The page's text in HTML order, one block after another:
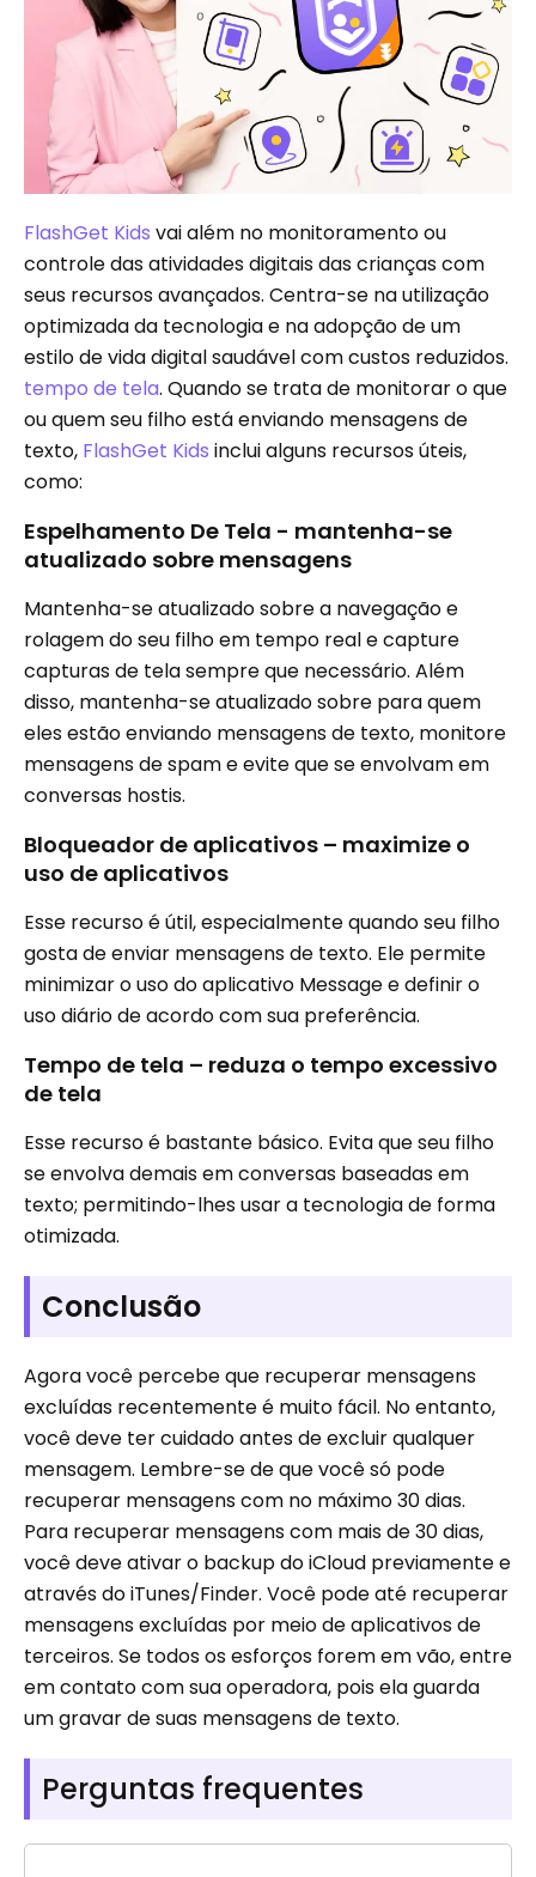
FlashGet Kids vai além no monitoramento ou
controle das atividades digitais das crianças com
seus recursos avançados. Centra-se na utilização
optimizada da tecnologia e na adopção de um
estilo de vida digital saudável com custos reduzidos.
tempo de tela. Quando se trata de monitorar o que
ou quem seu filho está enviando mensagens de
texto, FlashGet Kids inclui alguns recursos úteis,
como:
Espelhamento De Tela - mantenha-se
atualizado sobre mensagens
Mantenha-se atualizado sobre a navegação e
rolagem do seu filho em tempo real e capture
capturas de tela sempre que necessário. Além
disso, mantenha-se atualizado sobre para quem
eles estão enviando mensagens de texto, monitore
mensagens de spam e evite que se envolvam em
conversas hostis.
Bloqueador de aplicativos – maximize o
uso de aplicativos
Esse recurso é útil, especialmente quando seu filho
gosta de enviar mensagens de texto. Ele permite
minimizar o uso do aplicativo Message e definir o
uso diário de acordo com sua preferência.
Tempo de tela – reduza o tempo excessivo
de tela
Esse recurso é bastante básico. Evita que seu filho
se envolva demais em conversas baseadas em
texto; permitindo-lhes usar a tecnologia de forma
otimizada.
Conclusão
Agora você percebe que recuperar mensagens
excluídas recentemente é muito fácil. No entanto,
você deve ter cuidado antes de excluir qualquer
mensagem. Lembre-se de que você só pode
recuperar mensagens com no máximo 30 dias.
Para recuperar mensagens com mais de 30 dias,
você deve ativar o backup do iCloud previamente e
através do iTunes/Finder. Você pode até recuperar
mensagens excluídas por meio de aplicativos de
terceiros. Se todos os esforços forem em vão, entre
em contato com sua operadora, pois ela guarda
um gravar de suas mensagens de texto.
Perguntas frequentes